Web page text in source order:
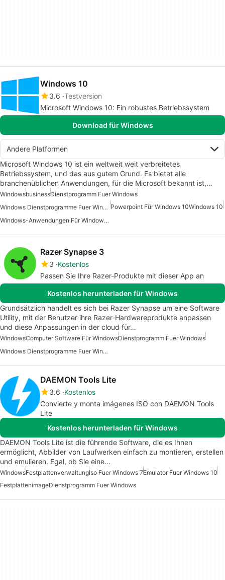
Windows 10
3.6 Testversion
Microsoft Windows 10: Ein robustes Betriebssystem
Download für Windows
Andere Platformen
Microsoft Windows 10 ist ein weltweit weit verbreitetes
Betriebssystem, und das aus gutem Grund. Es bietet alle
branchenüblichen Anwendungen, für die Microsoft bekannt ist,…
WindowsbusinessDienstprogramm Fuer Windows
Windows Dienstprogramme Fuer Windows 10 Powerpoint Für Windows 10Windows 10
Windows-Anwendungen Für Windows 10
Razer Synapse 3
3 Kostenlos
Passen Sie Ihre Razer-Produkte mit dieser App an
Kostenlos herunterladen für Windows
Grundsätzlich handelt es sich bei Razer Synapse um eine Software
Utility, mit der Benutzer ihre Razer-Hardwareprodukte anpassen
und diese Anpassungen in der cloud für…
WindowsComputer Software Für WindowsDienstprogramm Fuer Windows
Windows Dienstprogramme Fuer Windows 10
DAEMON Tools Lite
3.6 Kostenlos
Convierte y monta imágenes ISO con DAEMON Tools
Lite
Kostenlos herunterladen für Windows
DAEMON Tools Lite ist die führende Software, die es Ihnen
ermöglicht, Abbilder von Laufwerken einfach zu montieren, erstellen
und emulieren. Egal, ob Sie eine…
WindowsFestplattenverwaltungIso Fuer Windows 7Emulator Fuer Windows 10
FestplattenimageDienstprogramm Fuer Windows